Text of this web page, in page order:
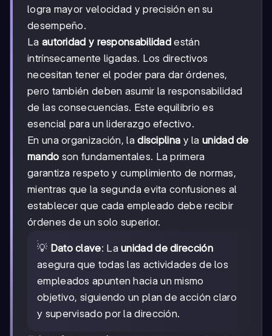
logra mayor velocidad y precisión en su
desempeño.
La autoridad y responsabilidad están
intrínsecamente ligadas. Los directivos
necesitan tener el poder para dar órdenes,
pero también deben asumir la responsabilidad
de las consecuencias. Este equilibrio es
esencial para un liderazgo efectivo.
En una organización, ladisciplina y launidad de
mando son fundamentales. La primera
garantiza respeto y cumplimiento de normas,
mientras que la segunda evita confusiones al
establecer que cada empleado debe recibir
órdenes de un solo superior.
💡 Dato clave: Launidad de dirección
asegura que todas las actividades de los
empleados apunten hacia un mismo
objetivo, siguiendo un plan de acción claro
y supervisado por la dirección.